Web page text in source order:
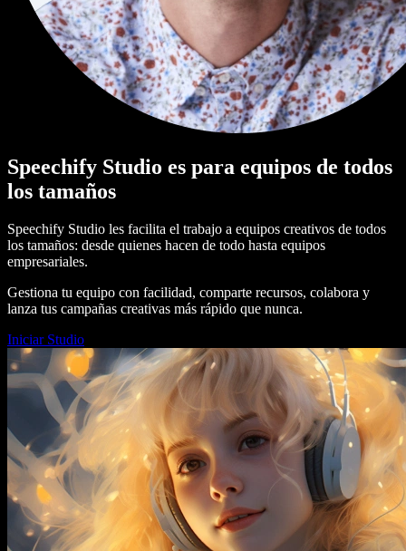
Speechify Studio es para equipos de todos
los tamaños
Speechify Studio les facilita el trabajo a equipos creativos de todos
los tamaños: desde quienes hacen de todo hasta equipos
empresariales.
Gestiona tu equipo con facilidad, comparte recursos, colabora y
lanza tus campañas creativas más rápido que nunca.
Iniciar Studio